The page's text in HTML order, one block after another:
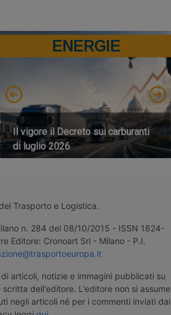
ENERGIE
Il vigore il Decreto sui carburanti
di luglio 2026
Trasporto e Logistica.
n. 284 del 08/10/2015 - ISSN 1824-
Editore: Cronoart Srl - Milano - P.I.
articoli, notizie e immagini pubblicati su
dell'editore. L'editore non si assume
negli articoli né per i commenti inviati dai